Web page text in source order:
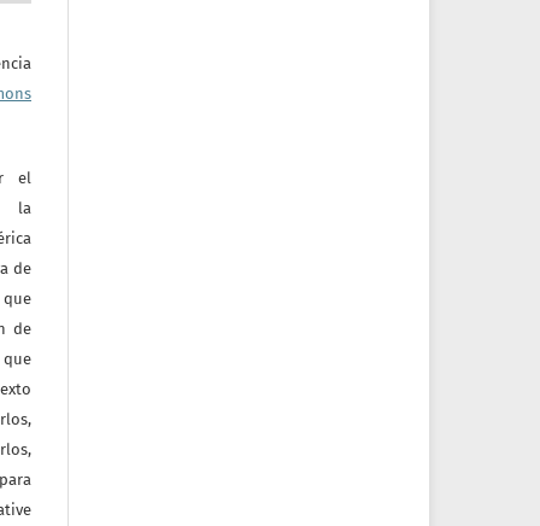
el
la
de
que
de